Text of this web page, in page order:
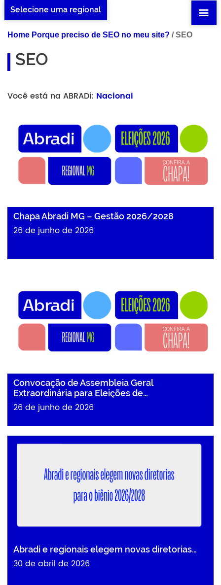
Selecione uma regional
Home Porque preciso de SEO no meu site? /SEO
SEO
Você está na ABRADi: Nacional
Chapa Abradi MG – Gestão 2026/2028
26 de junho de 2026
Convocação de Assembleia Geral
Extraordinária para Eleições de…
26 de junho de 2026
Abradi e regionais elegem novas diretorias…
30 de abril de 2026